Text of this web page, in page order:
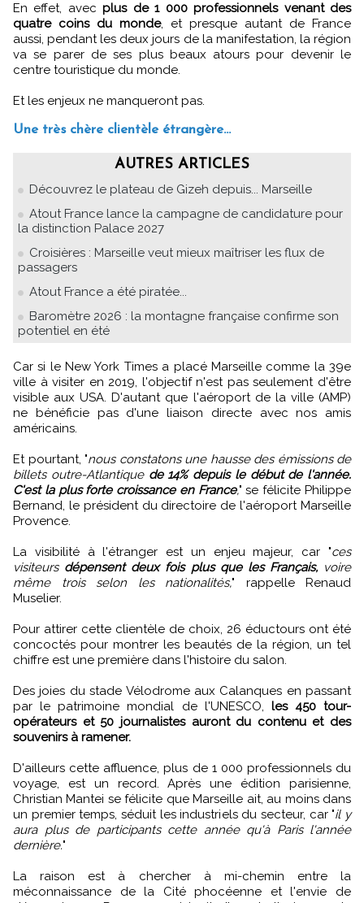
En effet, avecplus de 1 000 professionnels venant des
quatre coins du monde, et presque autant de France
aussi, pendant les deux jours de la manifestation, la région
va se parer de ses plus beaux atours pour devenir le
centre touristique du monde.
Et les enjeux ne manqueront pas.
Une très chère clientèle étrangère...
AUTRES ARTICLES
Découvrez le plateau de Gizeh depuis... Marseille
Atout France lance la campagne de candidature pour
la distinction Palace 2027
Croisières : Marseille veut mieux maîtriser les flux de
passagers
Atout France a été piratée...
Baromètre 2026 : la montagne française confirme son
potentiel en été
Car si le New York Times a placé Marseille comme la 39e
ville à visiter en 2019, l'objectif n'est pas seulement d'être
visible aux USA. D'autant que l'aéroport de la ville (AMP)
ne bénéficie pas d'une liaison directe avec nos amis
américains.
Et pourtant, "nous constatons une hausse des émissions de
billets outre-Atlantique de 14% depuis le début de l'année.
C'est la plus forte croissance en France," se félicite Philippe
Bernand, le président du directoire de l'aéroport Marseille
Provence.
La visibilité à l'étranger est un enjeu majeur, car "ces
visiteurs dépensent deux fois plus que les Français,voire
même trois selon les nationalités," rappelle Renaud
Muselier.
Pour attirer cette clientèle de choix, 26 éductours ont été
concoctés pour montrer les beautés de la région, un tel
chiffre est une première dans l'histoire du salon.
Des joies du stade Vélodrome aux Calanques en passant
par le patrimoine mondial de l'UNESCO, les 450 tour-
opérateurs et 50 journalistes auront du contenu et des
souvenirs à ramener.
D'ailleurs cette affluence, plus de 1 000 professionnels du
voyage, est un record. Après une édition parisienne,
Christian Mantei se félicite que Marseille ait, au moins dans
un premier temps, séduit les industriels du secteur, car "il y
aura plus de participants cette année qu'à Paris l'année
dernière."
La raison est à chercher à mi-chemin entre la
méconnaissance de la Cité phocéenne et l'envie de